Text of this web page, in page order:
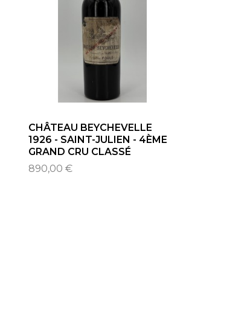
CHÂTEAU BEYCHEVELLE
1926 - SAINT-JULIEN - 4ÈME
GRAND CRU CLASSÉ
890,00 €